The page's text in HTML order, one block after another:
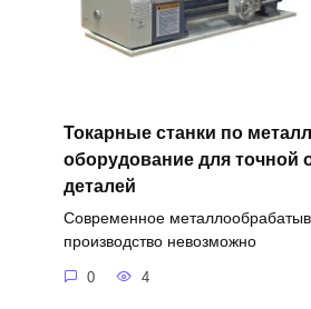
Токарные станки по
оборудование для точной
деталей
Современное
производство невозможно
0 4